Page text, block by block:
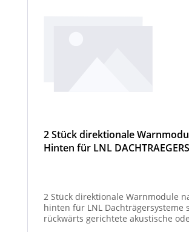
2 Stück direktionale
Hinten für LNL
2 Stück direktionale Warnmodule
hinten für LNL Dachträgersysteme
rückwärts gerichtete akustische